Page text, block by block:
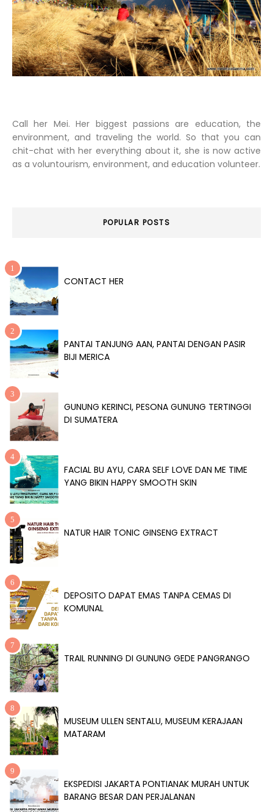
Call her Mei. Her biggest passions are education, the
environment, and traveling the world. So that you can
chit-chat with her everything about it, she is now active
as a voluntourism, environment, and education volunteer.
POPULAR POSTS
CONTACT HER
PANTAI TANJUNG AAN, PANTAI DENGAN PASIR
BIJI MERICA
GUNUNG KERINCI, PESONA GUNUNG TERTINGGI
DI SUMATERA
FACIAL BU AYU, CARA SELF LOVE DAN ME TIME
YANG BIKIN HAPPY SMOOTH SKIN
NATUR HAIR TONIC GINSENG EXTRACT
DEPOSITO DAPAT EMAS TANPA CEMAS DI
KOMUNAL
TRAIL RUNNING DI GUNUNG GEDE PANGRANGO
MUSEUM ULLEN SENTALU, MUSEUM KERAJAAN
MATARAM
EKSPEDISI JAKARTA PONTIANAK MURAH UNTUK
BARANG BESAR DAN PERJALANAN